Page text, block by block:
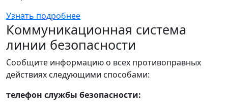
Узнать подробнее
Коммуникационная система
линии безопасности
Сообщите информацию о всех противоправных
действиях следующими способами:
телефон службы безопасности: